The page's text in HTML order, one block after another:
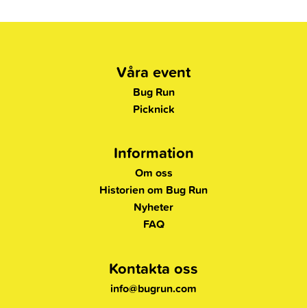
Våra event
Bug Run
Picknick
Information
Om oss
Historien om Bug Run
Nyheter
FAQ
Kontakta oss
info@bugrun.com